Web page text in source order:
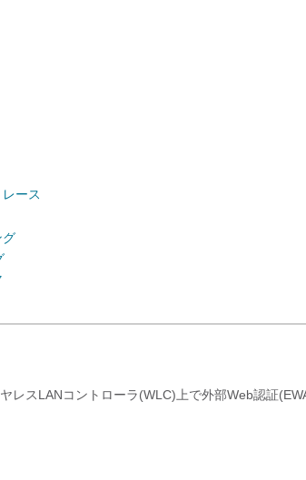
ース
グ
レスLANコントローラ(WLC)上で外部Web認証